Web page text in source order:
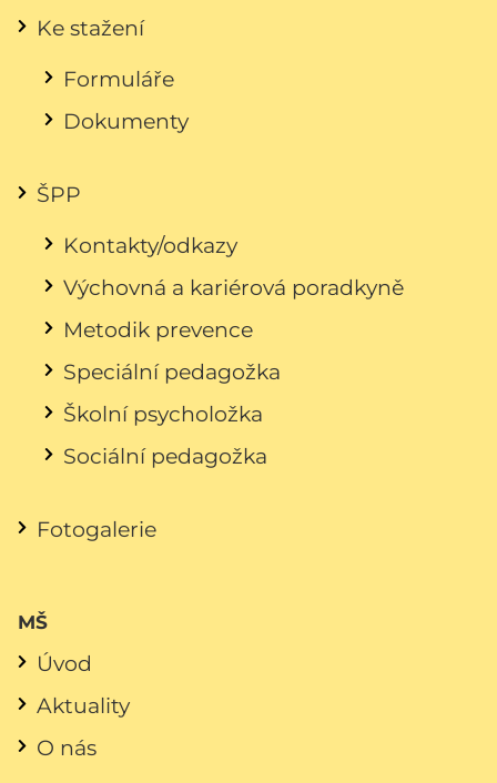
Ke stažení
Formuláře
Dokumenty
ŠPP
Kontakty/odkazy
Výchovná a kariérová poradkyně
Metodik prevence
Speciální pedagožka
Školní psycholožka
Sociální pedagožka
Fotogalerie
MŠ
Úvod
Aktuality
O nás